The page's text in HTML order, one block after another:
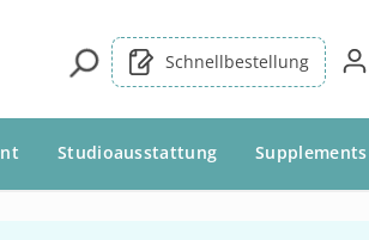
Schnellbestellung
Studioausstattung Supplements